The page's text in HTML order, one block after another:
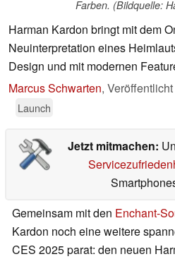
Farben. (Bildquelle:
Harman Kardon bringt mit dem
Neuinterpretation eines
Design und mit modernen
Marcus Schwarten,
Launch
Jetzt mitmachen:
Gemeinsam mit den Enchant-
Kardon noch eine weitere
CES 2025 parat: den neuen